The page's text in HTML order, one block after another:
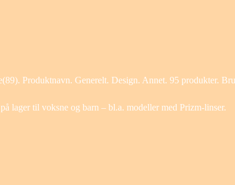
Produktnavn. Generelt. Design. Annet. 95 produkter.
lager til voksne og barn – bl.a. modeller med Prizm-linser.